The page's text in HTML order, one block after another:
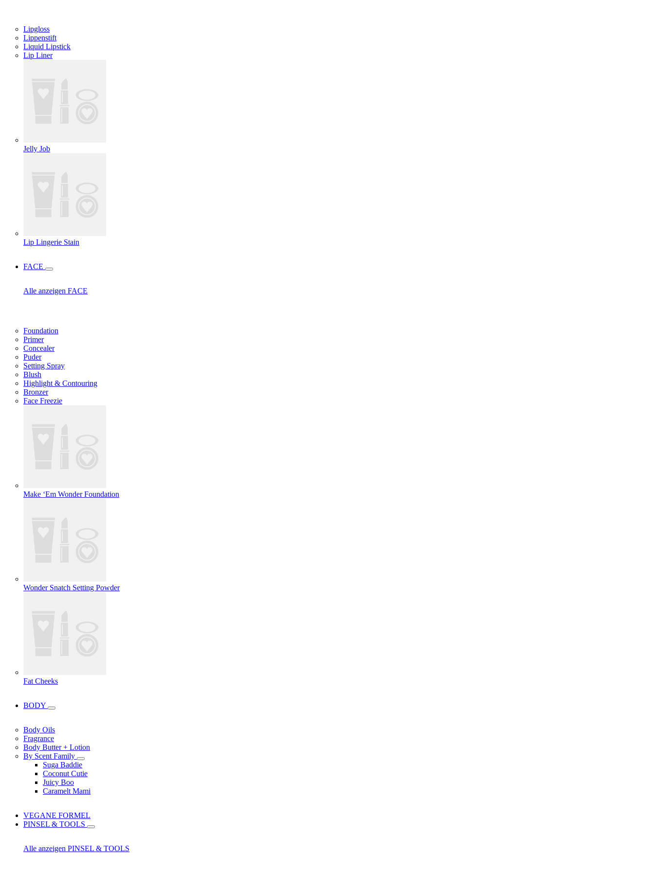
Lipgloss
Lippenstift
Liquid Lipstick
Lip Liner
Jelly Job
Lip Lingerie Stain
FACE
Alle anzeigen FACE
Foundation
Primer
Concealer
Puder
Setting Spray
Blush
Highlight & Contouring
Bronzer
Face Freezie
Make ‘Em Wonder Foundation
Wonder Snatch Setting Powder
Fat Cheeks
BODY
Body Oils
Fragrance
Body Butter + Lotion
By Scent Family
Suga Baddie
Coconut Cutie
Juicy Boo
Caramelt Mami
VEGANE FORMEL
PINSEL & TOOLS
Alle anzeigen PINSEL & TOOLS